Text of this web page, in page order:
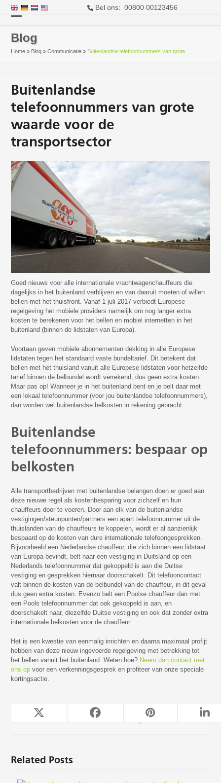
Bel ons: 00800 00123456
mobile
mobile
Blog
Home » Blog »Communicatie » Buitenlandse telefoonnummers van grote…
Buitenlandse
telefoonnummers van grote
waarde voor de
transportsector
Goed nieuws voor alle internationale vrachtwagenchauffeurs die
dagelijks in het buitenland verblijven en van daaruit moeten of willen
bellen met het thuisfront. Vanaf 1 juli 2017 verbiedt Europese
regelgeving het mobiele providers namelijk om nog langer extra
kosten te berekenen voor het bellen en mobiel internetten in het
buitenland (binnen de lidstaten van Europa).
Voortaan geven mobiele abonnementen dekking in alle Europese
lidstaten tegen het standaard vaste bundeltarief. Dit betekent dat
bellen met het thuisland vanuit alle Europese lidstaten voor hetzelfde
tarief binnen de belbundel wordt verrekend, dus geen extra kosten.
Maar pas op! Wanneer je in het buitenland bent en je belt daar met
een lokaal telefoonnummer (voor jou buitenlandse telefoonnummers),
dan worden wel buitenlandse belkosten in rekening gebracht.
Buitenlandse
telefoonnummers: bespaar op
belkosten
Alle transportbedrijven met buitenlandse belangen doen er goed aan
deze nieuwe regel als kostenbesparing voor zichzelf en hun
chauffeurs door te voeren. Door aan elk van de buitenlandse
vestigingen/steunpunten/partners een apart telefoonnummer uit de
thuislanden van de chauffeurs te koppelen, wordt er al aanzienlijk
bespaard op de kosten van dure internationale telefoongesprekken.
Bijvoorbeeld een Nederlandse chauffeur, die zich binnen een lidstaat
van Europa bevindt, belt naar een vestiging in Duitsland op een
Nederlands telefoonnummer dat gekoppeld is aan die Duitse
vestiging en gesprekken hiernaar doorschakelt. Dit telefooncontact
valt binnen de kosten van de belbundel van de chauffeur, in dit geval
dus geen extra kosten. Evenzo belt een Poolse chauffeur dan met
een Pools telefoonnummer dat ook gekoppeld is aan, en
doorschakelt naar, diezelfde Duitse vestiging en ook dat zonder extra
internationale belkosten voor de chauffeur.
Het is een kwestie van eenmalig inrichten en daarna maximaal profijt
hebben van deze nieuw ingevoerde regelgeving met betrekking tot
het bellen vanuit het buitenland. Weten hoe? Neem dan contact met
ons op voor een verkenningsgesprek en profiteer van onze speciale
kortingsactie.
TeleForwarding
Related Posts